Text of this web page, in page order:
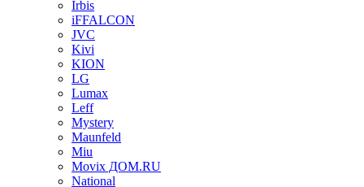
Irbis
iFFALCON
JVC
Kivi
KION
LG
Lumax
Leff
Mystery
Maunfeld
Miu
Movix ДОМ.RU
National